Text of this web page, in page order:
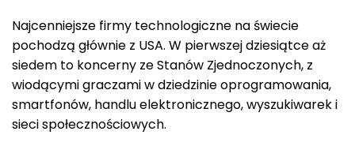
Najcenniejsze firmy technologiczne na świecie
pochodzą głównie z USA. W pierwszej dziesiątce aż
siedem to koncerny ze Stanów Zjednoczonych, z
wiodącymi graczami w dziedzinie oprogramowania,
smartfonów, handlu elektronicznego, wyszukiwarek i
sieci społecznościowych.